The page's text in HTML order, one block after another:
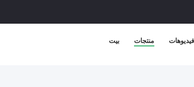
بيت منتجات فيديوهات